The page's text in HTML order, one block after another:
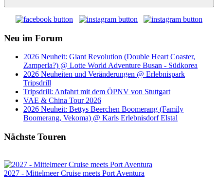
Neu im Forum
2026 Neuheit: Giant Revolution (Double Heart Coaster,
Zamperla?) @ Lotte World Adventure Busan - Südkorea
2026 Neuheiten und Veränderungen @ Erlebnispark
Tripsdrill
Tripsdrill: Anfahrt mit dem ÖPNV von Stuttgart
VAE & China Tour 2026
2026 Neuheit: Bettys Beerchen Boomerang (Family
Boomerang, Vekoma) @ Karls Erlebnisdorf Elstal
Nächste Touren
2027 - Mittelmeer Cruise meets Port Aventura